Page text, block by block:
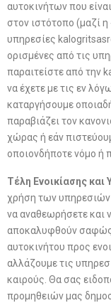
αυτοκινήτων που
στον ιστότοπο (μαζί
υπηρεσίες
ορισμένες από τις
παραιτείστε από την
να έχετε με τις εν
καταργήσουμε
παραβιάζει τον
χώρας ή εάν
οποιονδήποτε νόμο ή
Τέλη Ενοικίασης και
χρήση των υπηρεσιών
να αναθεωρήσετε και
αποκαλυφθούν σαφώς
αυτοκινήτου προς
αλλάζουμε τις
καιρούς. Θα σας
προμηθειών μας